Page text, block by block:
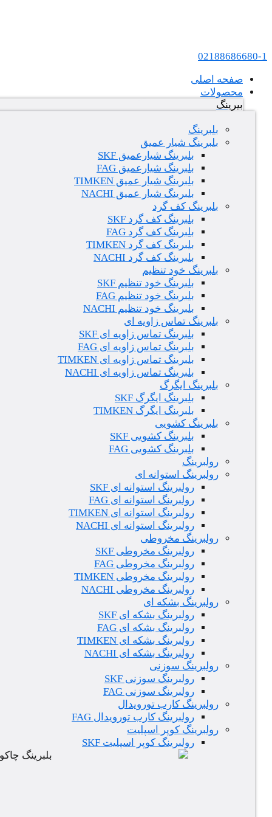
02188686680-1
صفحه اصلی
محصولات
بیرینگ
بلبرینگ
بلبرینگ شیار عمیق
بلبرینگ شیارعمیق SKF
بلبرینگ شیارعمیق FAG
بلبرینگ شیار عمیق TIMKEN
بلبرینگ شیار عمیق NACHI
بلبرینگ کف گرد
بلبرینگ کف گرد SKF
بلبرینگ کف گرد FAG
بلبرینگ کف گرد TIMKEN
بلبرینگ کف گرد NACHI
بلبرینگ خود تنظیم
بلبرینگ خود تنظیم SKF
بلبرینگ خود تنظیم FAG
بلبرینگ خود تنظیم NACHI
بلبرینگ تماس زاویه ای
بلبرینگ تماس زاویه ای SKF
بلبرینگ تماس زاویه ای FAG
بلبرینگ تماس زاویه ای TIMKEN
بلبرینگ تماس زاویه ای NACHI
بلبرینگ ایگرگ
بلبرینگ ایگرگ SKF
بلبرینگ ایگرگ TIMKEN
بلبرینگ کشویی
بلبرینگ کشویی SKF
بلبرینگ کشویی FAG
رولبرینگ
رولبرینگ استوانه ای
رولبرینگ استوانه ای SKF
رولبرینگ استوانه ای FAG
رولبرینگ استوانه ای TIMKEN
رولبرینگ استوانه ای NACHI
رولبرینگ مخروطی
رولبرینگ مخروطی SKF
رولبرینگ مخروطی FAG
رولبرینگ مخروطی TIMKEN
رولبرینگ مخروطی NACHI
رولبرینگ بشکه ای
رولبرینگ بشکه ای SKF
رولبرینگ بشکه ای FAG
رولبرینگ بشکه ای TIMKEN
رولبرینگ بشکه ای NACHI
رولبرینگ سوزنی
رولبرینگ سوزنی SKF
رولبرینگ سوزنی FAG
رولبرینگ کارب تورویدال
رولبرینگ کارب تورویدال FAG
رولبرینگ کوپر اسپلیت
رولبرینگ کوپر اسپلیت SKF